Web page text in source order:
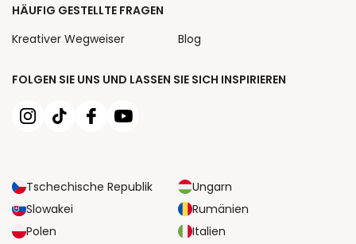
FOLGEN SIE UNS UND LASSEN SIE SICH INSPIRIEREN
Tschechische Republik
Ungarn
Slowakei
Rumänien
Polen
Italien
HÄUFIG GESTELLTE FRAGEN
Kreativer Wegweiser
Blog